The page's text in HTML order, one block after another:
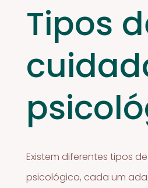
Tipos
Existem diferentes tipos
psicológico, cada um